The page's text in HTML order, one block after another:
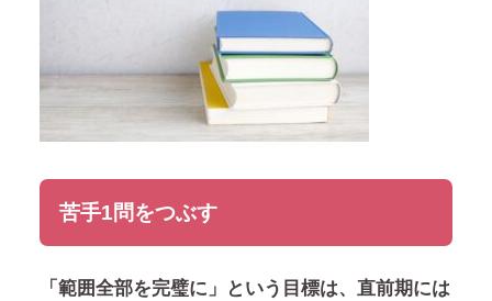
苦手1問をつぶす
「範囲全部を完璧に」という目標は、直前期には